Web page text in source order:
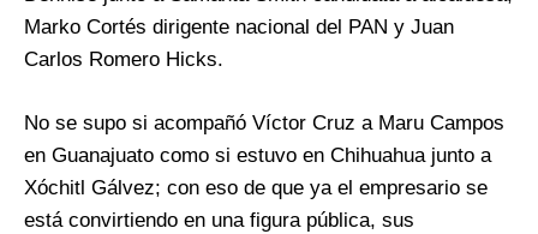
Marko Cortés dirigente nacional del PAN y Juan
Carlos Romero Hicks.
No se supo si acompañó Víctor Cruz a Maru Campos
en Guanajuato como si estuvo en Chihuahua junto a
Xóchitl Gálvez; con eso de que ya el empresario se
está convirtiendo en una figura pública, sus